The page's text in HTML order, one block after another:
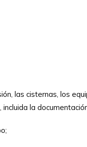
las cisternas, los
la